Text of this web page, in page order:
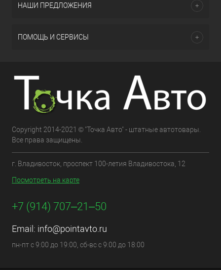
НАШИ ПРЕДЛОЖЕНИЯ
ПОМОЩЬ И СЕРВИСЫ
Copyright 2014-2021 © "Точка Авто" - штатные автотовары.
Все права защищены.
г. Владивосток, проспект 100-летия Владивостока, 12
Посмотреть на карте
+7 (914) 707‒21‒50
Email: info@pointavto.ru
пн-пт с 9:00 до 19:00, сб-вс с 9:00 до 18:00